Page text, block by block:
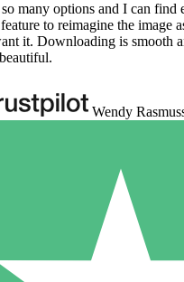
many options and I can find
to reimagine the image
it. Downloading is smooth
Wendy